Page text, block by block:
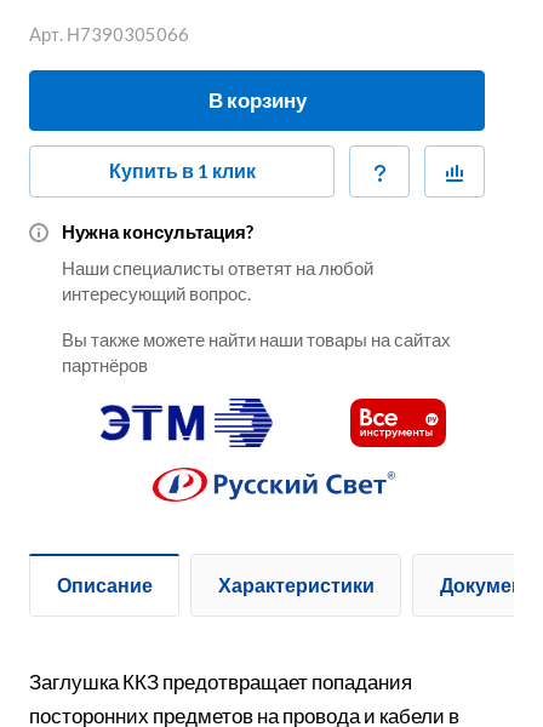
Арт. Н7390305066
В корзину
Купить в 1 клик
Нужна консультация?
Наши специалисты ответят на любой
интересующий вопрос.
Вы также можете найти наши товары на сайтах
партнёров
Описание Характеристики
Заглушка ККЗ предотвращает попадания
посторонних предметов на провода и кабели в